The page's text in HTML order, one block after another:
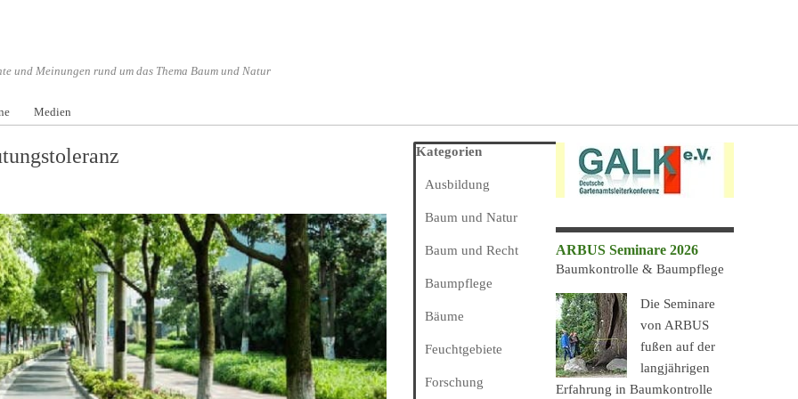
und Meinungen rund um das Thema Baum und Natur
Medien
ARBUS Seminare 2026
Baumkontrolle & Baumpflege
Die Seminare
von ARBUS
fußen auf der
langjährigen
Erfahrung in Baumkontrolle
Block überspringen Kategorien
Kategorien
Ausbildung
Baum und Natur
Baum und Recht
Baumpflege
Bäume
Feuchtgebiete
Forschung